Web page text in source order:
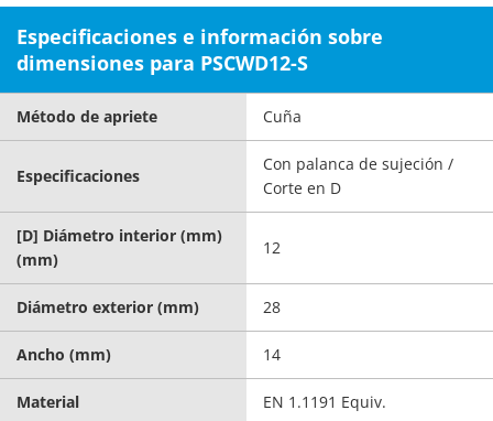
Especificaciones e información sobre
dimensiones para PSCWD12-S
Método de apriete Cuña
Especificaciones
Con palanca de sujeción /
Corte en D
[D] Diámetro interior (mm)
(mm)
12
Diámetro exterior (mm) 28
Ancho (mm) 14
Material EN 1.1191 Equiv.